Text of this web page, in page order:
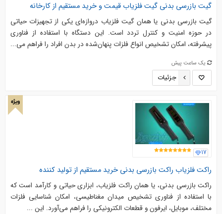
گیت بازرسی بدنی گیت فلزیاب قیمت و خرید مستقیم از کارخانه
گیت بازرسی بدنی یا همان گیت فلزیاب دروازه‌ای یکی از تجهیزات حیاتی
در حوزه امنیت و کنترل تردد است. این دستگاه با استفاده از فناوری
پیشرفته، امکان تشخیص انواع فلزات پنهان‌شده در بدن افراد را فراهم می‌...
یک ساعت پیش
جزئیات
ویژه
17
راکت فلزیاب راکت بازرسی بدنی خرید مستقیم از تولید کننده
راکت بازرسی بدنی، یا همان راکت فلزیاب، ابزاری حیاتی و کارآمد است که
با استفاده از فناوری تشخیص میدان مغناطیسی، امکان شناسایی فلزات
مختلف، موبایل، ایرفون و قطعات الکترونیکی را فراهم می‌آورد. این ...